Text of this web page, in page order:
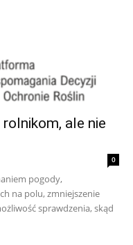
ale nie
0
pogody,
na polu, zmniejszenie
sprawdzenia, skąd